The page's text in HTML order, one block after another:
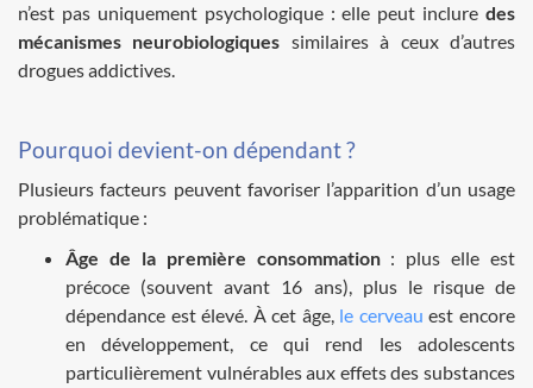
n’est pas uniquement psychologique : elle peut inclure des
mécanismes neurobiologiques similaires à ceux d’autres
drogues addictives.
Pourquoi devient-on dépendant ?
Plusieurs facteurs peuvent favoriser l’apparition d’un usage
problématique :
Âge de la première consommation: plus elle est
précoce (souvent avant 16 ans), plus le risque de
dépendance est élevé. À cet âge, le cerveau est encore
en développement, ce qui rend les adolescents
particulièrement vulnérables aux effets des substances